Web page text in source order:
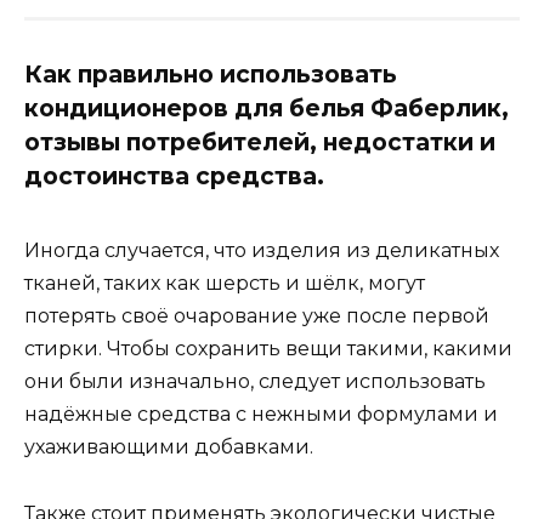
Как правильно использовать
кондиционеров для белья Фаберлик,
отзывы потребителей, недостатки и
достоинства средства.
Иногда случается, что изделия из деликатных
тканей, таких как шерсть и шёлк, могут
потерять своё очарование уже после первой
стирки. Чтобы сохранить вещи такими, какими
они были изначально, следует использовать
надёжные средства с нежными формулами и
ухаживающими добавками.
Также стоит применять экологически чистые